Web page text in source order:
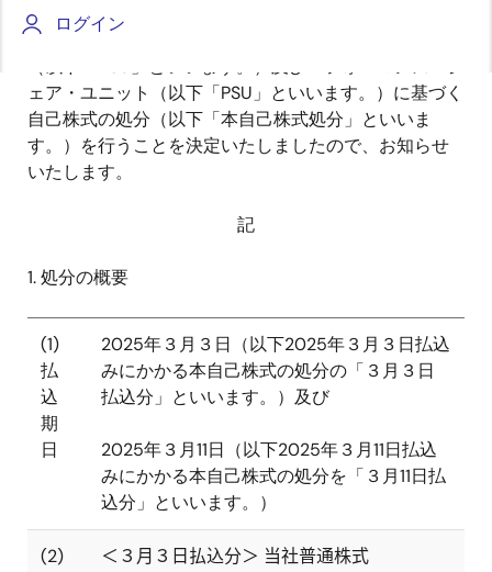
ログイン
おいて、以下のとおり、事後交付型株式報酬制度に従
い付与したリストリクテッド・ストック・ユニット
ェア・ユニット（以下「PSU 」といいます。）に基づく
自己株式の処分（以下「本自己株式処分」といいま
す。）を行うことを決定いたしましたので、お知らせ
いたします。
記
1.処分の概要
(1)
払
込
期
日
2025年３月３日（以下2025年３月３日払込
みにかかる本自己株式の処分の「３月３日
払込分」といいます。）及び
2025年３月11日（以下2025年３月11日払込
みにかかる本自己株式の処分を「３月11日払
込分」といいます。）
(2)
＜３月３日払込分＞ 当社普通株式